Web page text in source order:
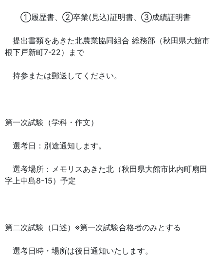
①履歴書、②卒業(見込)証明書、③成績証明書
提出書類をあきた北農業協同組合 総務部（秋田県大館市
根下戸新町7-22）まで
持参または郵送してください。
第一次試験（学科・作文）
選考日：別途通知します。
選考場所：メモリスあきた北（秋田県大館市比内町扇田
字上中島8-15）予定
第二次試験（口述）※第一次試験合格者のみとする
選考日時・場所は後日通知いたします。